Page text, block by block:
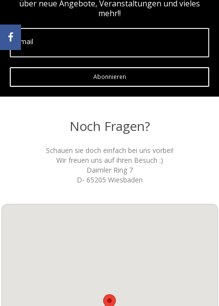
über neue Angebote, Veranstaltungen und vieles
mehr!!
Email
Abonnieren
Noch Fragen?
Schauen sie doch einfach bei uns vorbei!
Wir freuen uns auf ihren Besuch :)
Daimler Ring 7
D- 65205 Wiesbaden